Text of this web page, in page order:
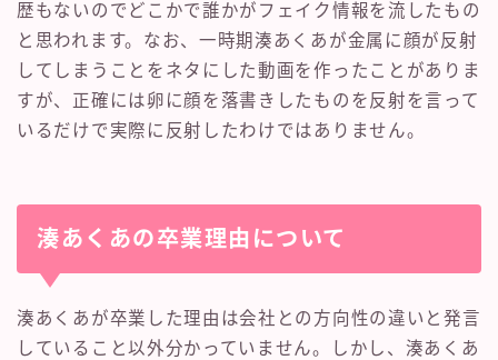
歴もないのでどこかで誰かがフェイク情報を流したもの
と思われます。なお、一時期湊あくあが金属に顔が反射
してしまうことをネタにした動画を作ったことがありま
すが、正確には卵に顔を落書きしたものを反射を言って
いるだけで実際に反射したわけではありません。
湊あくあの卒業理由について
湊あくあが卒業した理由は会社との方向性の違いと発言
していること以外分かっていません。しかし、湊あくあ